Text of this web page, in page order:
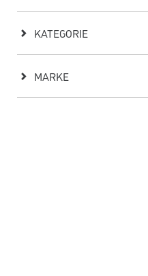
KATEGORIE
MARKE